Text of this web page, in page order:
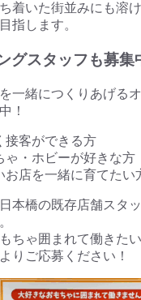
着いた街並みにも溶
指します。
グスタッフも募集
一緒につくりあげる
！
接客ができる方
ゃ・ホビーが好きな方
お店を一緒に育てたい
本橋の既存店舗スタ
ちゃ囲まれて働きた
りご応募ください！